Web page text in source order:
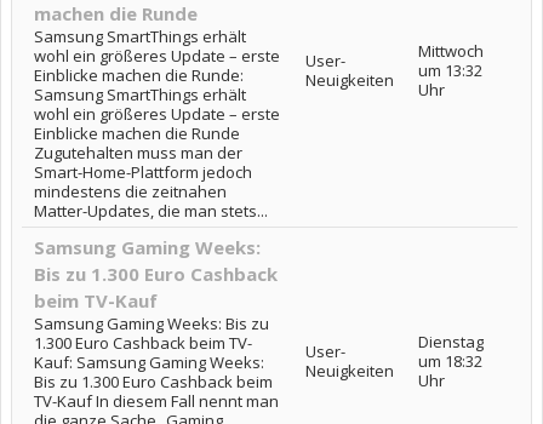
machen die Runde
Samsung SmartThings erhält
wohl ein größeres Update – erste
Einblicke machen die Runde:
Samsung SmartThings erhält
wohl ein größeres Update – erste
Einblicke machen die Runde
Zugutehalten muss man der
Smart-Home-Plattform jedoch
mindestens die zeitnahen
Matter-Updates, die man stets...
User-
Neuigkeiten
Mittwoch
um 13:32
Uhr
Samsung Gaming Weeks:
Bis zu 1.300 Euro Cashback
beim TV-Kauf
Samsung Gaming Weeks: Bis zu
1.300 Euro Cashback beim TV-
Kauf: Samsung Gaming Weeks:
Bis zu 1.300 Euro Cashback beim
TV-Kauf In diesem Fall nennt man
User-
Neuigkeiten
Dienstag
um 18:32
Uhr